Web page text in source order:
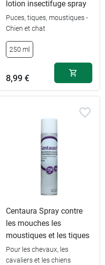
lotion insectifuge spray
Puces, tiques, moustiques -
Chien et chat
250 ml
8,99 €
Centaura Spray contre
les mouches les
moustiques et les tiques
Pour les chevaux, les
cavaliers et les chiens